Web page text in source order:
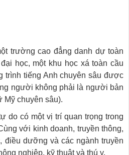
trường cao đẳng danh dự toàn
học, một khu học xá toàn cầu
trình tiếng Anh chuyên sâu được
người không phải là người bản
Mỹ chuyên sâu).
do có một vị trí quan trọng trong
với kinh doanh, truyền thông,
điều dưỡng và các ngành truyền
nghiệp, kỹ thuật và thú y.